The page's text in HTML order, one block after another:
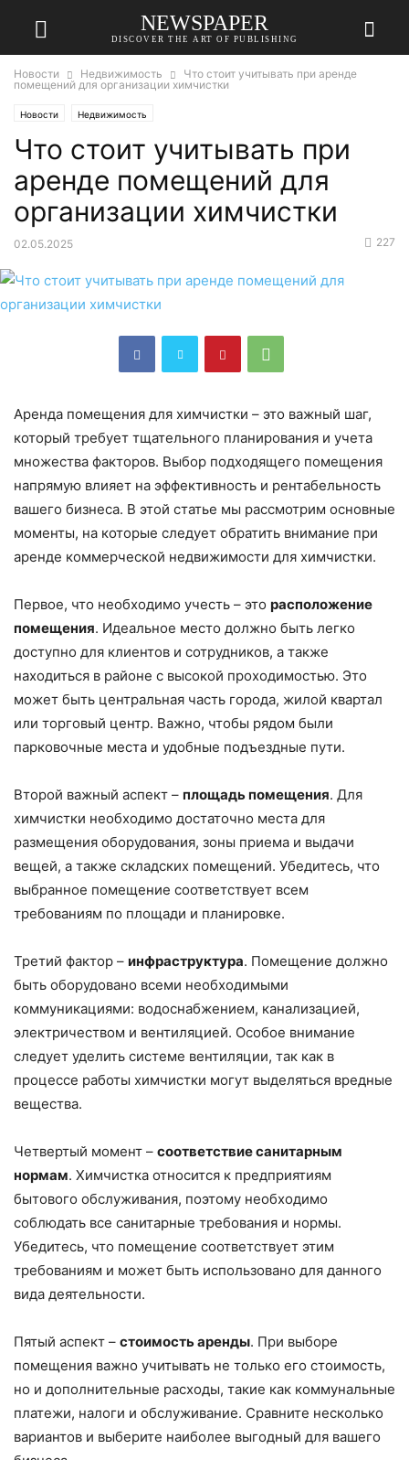
NEWSPAPER
DISCOVER THE ART OF PUBLISHING
Новости Недвижимость
Что стоит учитывать при аренде
помещений для организации химчистки
Новости Недвижимость
Что стоит учитывать при
аренде помещений для
организации химчистки
02.05.2025 227
Аренда помещения для химчистки – это важный шаг,
который требует тщательного планирования и учета
множества факторов. Выбор подходящего помещения
напрямую влияет на эффективность и рентабельность
вашего бизнеса. В этой статье мы рассмотрим основные
моменты, на которые следует обратить внимание при
аренде коммерческой недвижимости для химчистки.
Первое, что необходимо учесть – это расположение
помещения. Идеальное место должно быть легко
доступно для клиентов и сотрудников, а также
находиться в районе с высокой проходимостью. Это
может быть центральная часть города, жилой квартал
или торговый центр. Важно, чтобы рядом были
парковочные места и удобные подъездные пути.
Второй важный аспект – площадь помещения. Для
химчистки необходимо достаточно места для
размещения оборудования, зоны приема и выдачи
вещей, а также складских помещений. Убедитесь, что
выбранное помещение соответствует всем
требованиям по площади и планировке.
Третий фактор – инфраструктура. Помещение должно
быть оборудовано всеми необходимыми
коммуникациями: водоснабжением, канализацией,
электричеством и вентиляцией. Особое внимание
следует уделить системе вентиляции, так как в
процессе работы химчистки могут выделяться вредные
вещества.
Четвертый момент – соответствие санитарным
нормам. Химчистка относится к предприятиям
бытового обслуживания, поэтому необходимо
соблюдать все санитарные требования и нормы.
Убедитесь, что помещение соответствует этим
требованиям и может быть использовано для данного
вида деятельности.
Пятый аспект – стоимость аренды. При выборе
помещения важно учитывать не только его стоимость,
но и дополнительные расходы, такие как коммунальные
платежи, налоги и обслуживание. Сравните несколько
вариантов и выберите наиболее выгодный для вашего